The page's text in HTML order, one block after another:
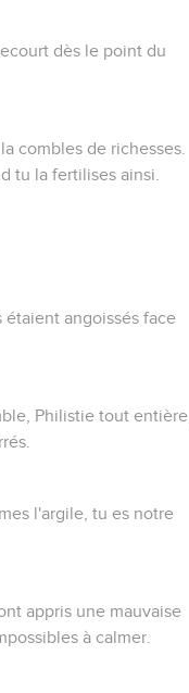
dès le point du
combles de richesses.
tu la fertilises ainsi.
étaient angoissés face
Philistie tout entière,
l'argile, tu es notre
appris une mauvaise
à calmer.